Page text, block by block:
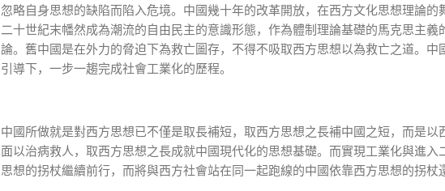
忽略自身思想的缺陷而陷入危境。中國幾十年的改革開放，在西方文化思想理論
二十世紀末幡然成為潮流的自由民主的意識形態，作為體制理論基礎的馬克思主
論。舊中國是在外力的脅迫下為救亡圖存，不得不吸取西方思想以為救亡之道。
引導下，一步一趨完成社會工業化的歷程。
中國所做就是對西方思想已不僅是取長補短，取西方思想之長補中國之短，而是
面以治病救人，取西方思想之長成就中國現代化的思想基礎。而實現工業化與進
思想的拐杖繼續前行，而將與西方社會站在同一起跑線的中國依靠西方思想的拐杖